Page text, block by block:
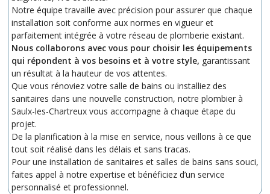
Notre équipe travaille avec précision pour assurer que chaque
installation soit conforme aux normes en vigueur et
parfaitement intégrée à votre réseau de plomberie existant.
Nous collaborons avec vous pour choisir les équipements
qui répondent à vos besoins et à votre style, garantissant
un résultat à la hauteur de vos attentes.
Que vous rénoviez votre salle de bains ou installiez des
sanitaires dans une nouvelle construction, notre plombier à
Saulx-les-Chartreux vous accompagne à chaque étape du
projet.
De la planification à la mise en service, nous veillons à ce que
tout soit réalisé dans les délais et sans tracas.
Pour une installation de sanitaires et salles de bains sans souci,
faites appel à notre expertise et bénéficiez d’un service
personnalisé et professionnel.